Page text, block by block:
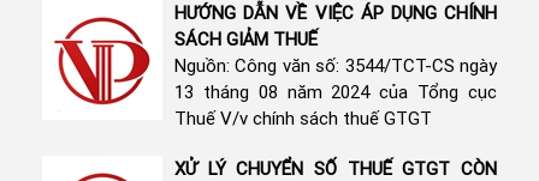
HƯỚNG DẪN VỀ VIỆC ÁP DỤNG CHÍNH
SÁCH GIẢM THUẾ
Nguồn: Công văn số: 3544/TCT-CS ngày
13 tháng 08 năm 2024 của Tổng cục
Thuế V/v chính sách thuế GTGT
XỬ LÝ CHUYỂN SỐ THUẾ GTGT CÒN